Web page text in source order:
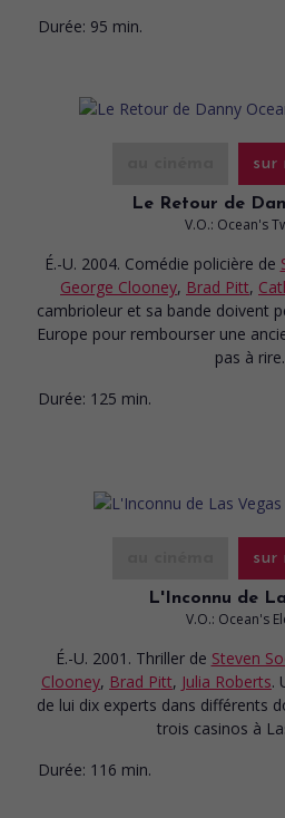
Durée: 95 min.
sur
Le Retour de
V.O.: Ocean's
É.-U. 2004. Comédie policière de
George Clooney, Brad Pitt,
cambrioleur et sa bande doivent
Europe pour rembourser une
pas à rire.
Durée: 125 min.
sur
L'Inconnu de
V.O.: Ocean's
É.-U. 2001. Thriller de Steven
Clooney, Brad Pitt, Julia Roberts.
de lui dix experts dans différents
trois casinos à
Durée: 116 min.